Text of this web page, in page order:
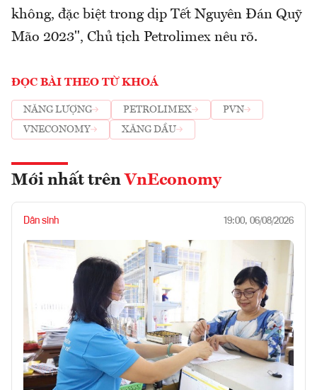
không, đặc biệt trong dịp Tết Nguyên Đán Quỹ
Mão 2023", Chủ tịch Petrolimex nêu rõ.
ĐỌC BÀI THEO TỪ KHOÁ
NĂNG LƯỢNG PETROLIMEX
PVN
VNECONOMY
XĂNG DẦU
Mới nhất trên VnEconomy
Dân sinh 19:00, 06/08/2026